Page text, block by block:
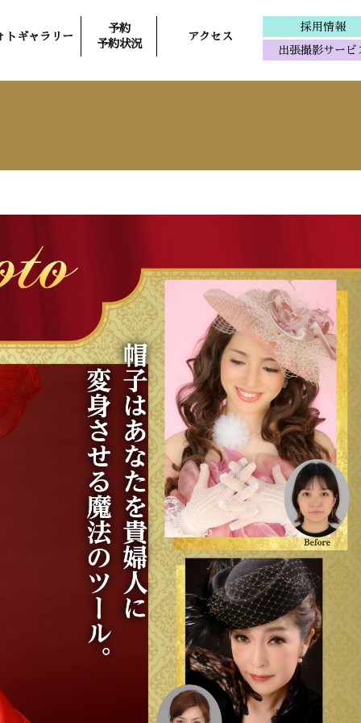
トギャラリー
予約
予約状況
アクセス
採用情報
出張撮影サービ